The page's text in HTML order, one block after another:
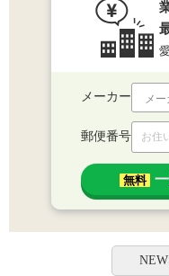
メーカー
郵便番号
無料